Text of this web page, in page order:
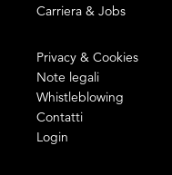
Carriera & Jobs
Privacy & Cookies
Note legali
Whistleblowing
Contatti
Login